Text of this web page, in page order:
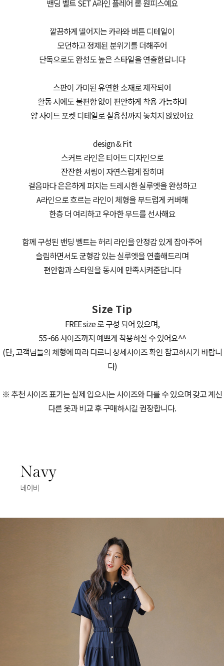
밴딩 벨트 SET A라인 플레어 롱 원피스예요
깔끔하게 떨어지는 카라와 버튼 디테일이
모던하고 정제된 분위기를 더해주어
단독으로도 완성도 높은 스타일을 연출한답니다
스판이 가미된 유연한 소재로 제작되어
활동 시에도 불편함 없이 편안하게 착용 가능하며
양 사이드 포켓 디테일로 실용성까지 놓치지 않았어요
design & Fit
스커트 라인은 티어드 디자인으로
잔잔한 셔링이 자연스럽게 잡히며
걸음마다 은은하게 퍼지는 드레시한 실루엣을 완성하고
A라인으로 흐르는 라인이 체형을 부드럽게 커버해
한층 더 여리하고 우아한 무드를 선사해요
함께 구성된 밴딩 벨트는 허리 라인을 안정감 있게 잡아주어
슬림하면서도 균형감 있는 실루엣을 연출해드리며
편안함과 스타일을 동시에 만족시켜준답니다
Size Tip
FREE size 로 구성 되어 있으며,
55~66 사이즈까지 예쁘게 착용하실 수 있어요^^
(단, 고객님들의 체형에 따라 다르니 상세사이즈 확인 참고하시기 바랍니
다)
※ 추천 사이즈 표기는 실제 입으시는 사이즈와 다를 수 있으며 갖고 계신
다른 옷과 비교 후 구매하시길 권장합니다.